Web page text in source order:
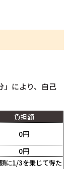
」により、自己
負担額
0円
0円
に1/3を乗じて得た